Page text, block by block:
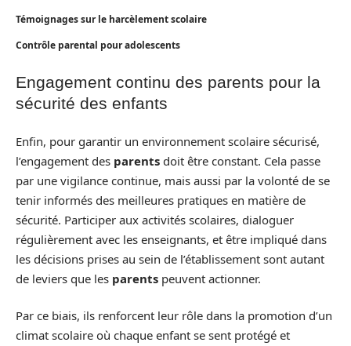
Témoignages sur le harcèlement scolaire
Contrôle parental pour adolescents
Engagement continu des parents pour la
sécurité des enfants
Enfin, pour garantir un environnement scolaire sécurisé,
l’engagement des parents doit être constant. Cela passe
par une vigilance continue, mais aussi par la volonté de se
tenir informés des meilleures pratiques en matière de
sécurité. Participer aux activités scolaires, dialoguer
régulièrement avec les enseignants, et être impliqué dans
les décisions prises au sein de l’établissement sont autant
de leviers que les parents peuvent actionner.
Par ce biais, ils renforcent leur rôle dans la promotion d’un
climat scolaire où chaque enfant se sent protégé et